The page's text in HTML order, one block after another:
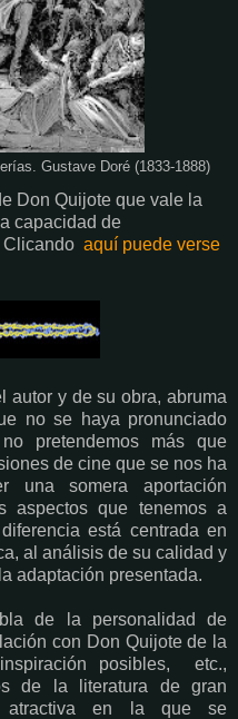
Gustave Doré (1833-1888)
Don Quijote que vale la
capacidad de
aquí puede verse
autor y de su obra, abruma
no se haya pronunciado
pretendemos más que
de cine que se nos ha
somera aportación
aspectos que tenemos a
está centrada en
al análisis de su calidad y
adaptación presentada.
de la personalidad de
con Don Quijote de la
posibles, etc.,
de la literatura de gran
atractiva en la que se